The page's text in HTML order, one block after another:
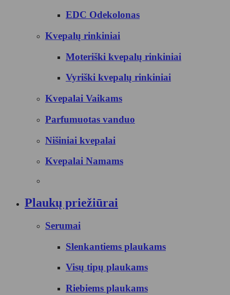
EDC Odekolonas
Kvepalų rinkiniai
Moteriški kvepalų rinkiniai
Vyriški kvepalų rinkiniai
Kvepalai Vaikams
Parfumuotas vanduo
Nišiniai kvepalai
Kvepalai Namams
Plaukų priežiūrai
Serumai
Slenkantiems plaukams
Visų tipų plaukams
Riebiems plaukams